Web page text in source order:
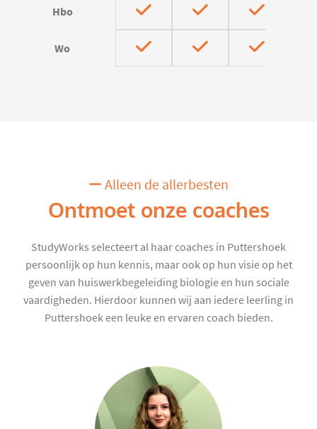
Hbo
Wo
Alleen de allerbesten
Ontmoet onze coaches
StudyWorks selecteert al haar coaches in Puttershoek
persoonlijk op hun kennis, maar ook op hun visie op het
geven van huiswerkbegeleiding biologie en hun sociale
vaardigheden. Hierdoor kunnen wij aan iedere leerling in
Puttershoek een leuke en ervaren coach bieden.